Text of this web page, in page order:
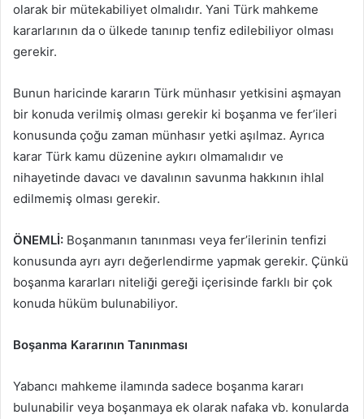
olarak bir mütekabiliyet olmalıdır. Yani Türk mahkeme
kararlarının da o ülkede tanınıp tenfiz edilebiliyor olması
gerekir.
Bunun haricinde kararın Türk münhasır yetkisini aşmayan
bir konuda verilmiş olması gerekir ki boşanma ve fer’ileri
konusunda çoğu zaman münhasır yetki aşılmaz. Ayrıca
karar Türk kamu düzenine aykırı olmamalıdır ve
nihayetinde davacı ve davalının savunma hakkının ihlal
edilmemiş olması gerekir.
ÖNEMLİ: Boşanmanın tanınması veya fer’ilerinin tenfizi
konusunda ayrı ayrı değerlendirme yapmak gerekir. Çünkü
boşanma kararları niteliği gereği içerisinde farklı bir çok
konuda hüküm bulunabiliyor.
Boşanma Kararının Tanınması
Yabancı mahkeme ilamında sadece boşanma kararı
bulunabilir veya boşanmaya ek olarak nafaka vb. konularda